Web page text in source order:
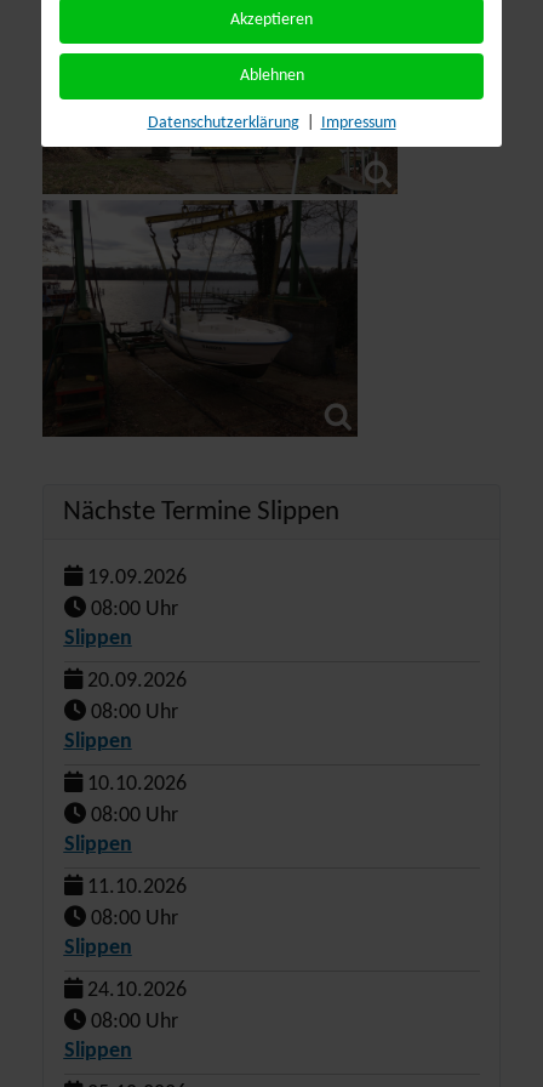
Nächste Termine Slippen
19.09.2026
08:00 Uhr
Slippen
20.09.2026
08:00 Uhr
Slippen
10.10.2026
08:00 Uhr
Slippen
11.10.2026
08:00 Uhr
Slippen
24.10.2026
08:00 Uhr
Slippen
Akzeptieren
Ablehnen
Datenschutzerklärung Impressum